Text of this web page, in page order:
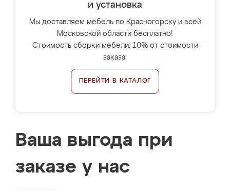
и установка
Мы доставляем мебель по Красногорску и всей
Московской области бесплатно!
Стоимость сборки мебели: 10% от стоимости
заказа.
ПЕРЕЙТИ В КАТАЛОГ
Ваша выгода при
заказе у нас